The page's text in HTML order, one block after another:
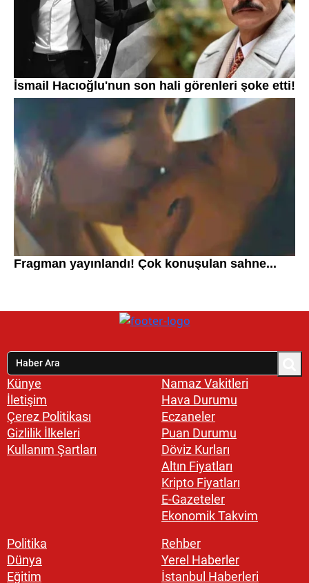
Künye
İletişim
Çerez Politikası
Gizlilik İlkeleri
Kullanım Şartları
Namaz Vakitleri
Hava Durumu
Eczaneler
Puan Durumu
Döviz Kurları
Altın Fiyatları
Kripto Fiyatları
E-Gazeteler
Ekonomik Takvim
Politika
Dünya
Eğitim
Rehber
Yerel Haberler
İstanbul Haberleri